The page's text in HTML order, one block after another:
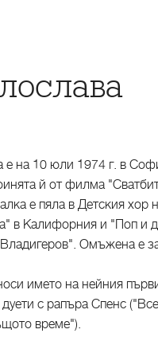
е на 10 юли 1974 г. в
й от филма
е пяла в Детския
в Калифорния и "Поп и
Омъжена е
името на нейния
с рапъра Спенс
време").